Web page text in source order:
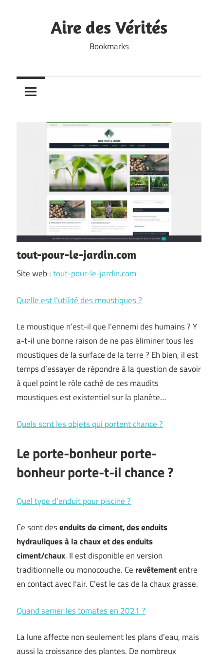
Aire des Vérités
Bookmarks
tout-pour-le-jardin.com
Site web :tout-pour-le-jardin.com
Quelle est l’utilité des moustiques ?
Le moustique n’est-il que l’ennemi des humains ? Y
a-t-il une bonne raison de ne pas éliminer tous les
moustiques de la surface de la terre ? Eh bien, il est
temps d’essayer de répondre à la question de savoir
à quel point le rôle caché de ces maudits
moustiques est existentiel sur la planète…
Quels sont les objets qui portent chance ?
Le porte-bonheur porte-
bonheur porte-t-il chance ?
Quel type d’enduit pour piscine ?
Ce sont desenduits de ciment, desenduits
hydrauliques à la chaux et des enduits
ciment/chaux. Il est disponible en version
traditionnelle ou monocouche. Ce revêtemententre
en contact avec l’air. C’est le cas de la chaux grasse.
Quand semer les tomates en 2021 ?
La lune affecte non seulement les plans d’eau, mais
aussi la croissance des plantes. De nombreux